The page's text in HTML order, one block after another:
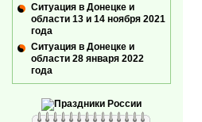
Ситуация в Донецке и
области 13 и 14 ноября 2021
года
Ситуация в Донецке и
области 28 января 2022
года